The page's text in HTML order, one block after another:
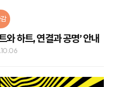
와 하트, 연결과 공명’ 안내